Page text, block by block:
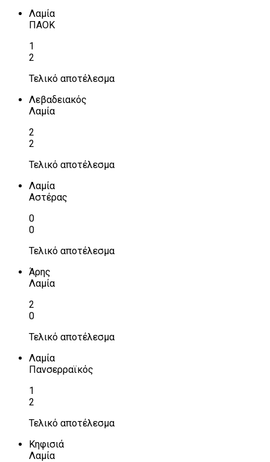
Λαμία
ΠΑΟΚ
1
2
Τελικό αποτέλεσμα
Λεβαδειακός
Λαμία
2
2
Τελικό αποτέλεσμα
Λαμία
Αστέρας
0
0
Τελικό αποτέλεσμα
Άρης
Λαμία
2
0
Τελικό αποτέλεσμα
Λαμία
Πανσερραϊκός
1
2
Τελικό αποτέλεσμα
Κηφισιά
Λαμία